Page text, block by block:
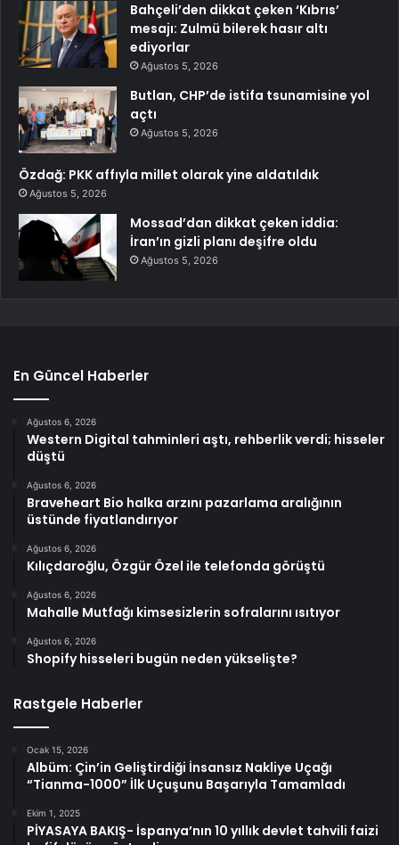
Bahçeli’den dikkat çeken ‘Kıbrıs’
mesajı: Zulmü bilerek hasır altı
ediyorlar
Ağustos 5, 2026
Butlan, CHP’de istifa tsunamisine yol
açtı
Ağustos 5, 2026
Özdağ: PKK affıyla millet olarak yine aldatıldık
Ağustos 5, 2026
Mossad’dan dikkat çeken iddia:
İran’ın gizli planı deşifre oldu
Ağustos 5, 2026
En Güncel Haberler
Ağustos 6, 2026
Western Digital tahminleri aştı, rehberlik verdi; hisseler
düştü
Ağustos 6, 2026
Braveheart Bio halka arzını pazarlama aralığının
üstünde fiyatlandırıyor
Ağustos 6, 2026
Kılıçdaroğlu, Özgür Özel ile telefonda görüştü
Ağustos 6, 2026
Mahalle Mutfağı kimsesizlerin sofralarını ısıtıyor
Ağustos 6, 2026
Shopify hisseleri bugün neden yükselişte?
Rastgele Haberler
Ocak 15, 2026
Albüm: Çin’in Geliştirdiği İnsansız Nakliye Uçağı
“Tianma-1000” İlk Uçuşunu Başarıyla Tamamladı
Ekim 1, 2025
PİYASAYA BAKIŞ- İspanya’nın 10 yıllık devlet tahvili faizi